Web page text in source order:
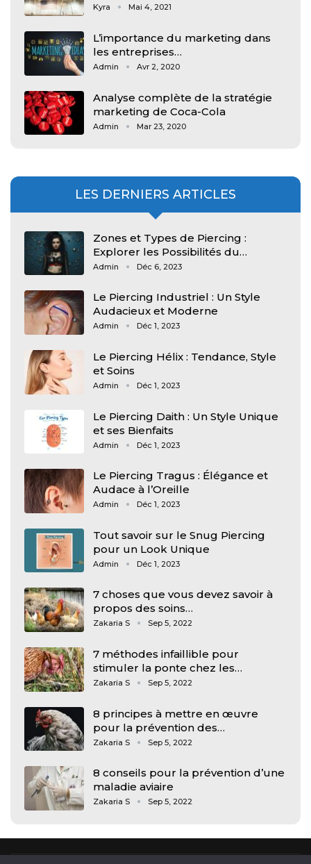
Kyra Mai 4, 2021
L’importance du marketing dans
les entreprises…
Admin Avr 2, 2020
Analyse complète de la stratégie
marketing de Coca-Cola
Admin Mar 23, 2020
LES DERNIERS ARTICLES
Zones et Types de Piercing :
Explorer les Possibilités du…
Admin Déc 6, 2023
Le Piercing Industriel : Un Style
Audacieux et Moderne
Admin Déc 1, 2023
Le Piercing Hélix : Tendance, Style
et Soins
Admin Déc 1, 2023
Le Piercing Daith : Un Style Unique
et ses Bienfaits
Admin Déc 1, 2023
Le Piercing Tragus : Élégance et
Audace à l’Oreille
Admin Déc 1, 2023
Tout savoir sur le Snug Piercing
pour un Look Unique
Admin Déc 1, 2023
7 choses que vous devez savoir à
propos des soins…
Zakaria S Sep 5, 2022
7 méthodes infaillible pour
stimuler la ponte chez les…
Zakaria S Sep 5, 2022
8 principes à mettre en œuvre
pour la prévention des…
Zakaria S Sep 5, 2022
8 conseils pour la prévention d’une
maladie aviaire
Zakaria S Sep 5, 2022